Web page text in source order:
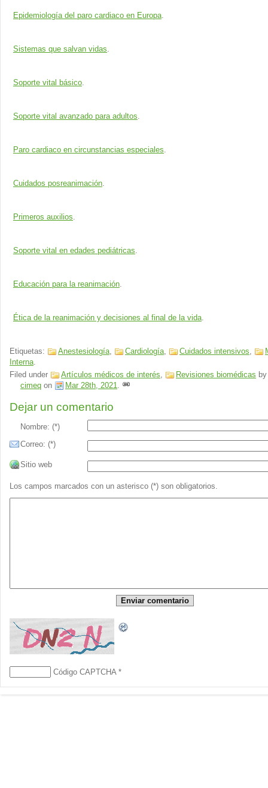
Epidemiología del paro cardiaco en Europa.
Sistemas que salvan vidas.
Soporte vital básico.
Soporte vital avanzado para adultos.
Paro cardiaco en circunstancias especiales.
Cuidados posreanimación.
Primeros auxilios.
Soporte vital en edades pediátricas.
Educación para la reanimación.
Ética de la reanimación y decisiones al final de la vida.
Etiquetas: Anestesiología, Cardiología, Cuidados intensivos,
Interna.
Filed under
Artículos médicos de interés, Revisiones biomédicas by
cimeq on Mar 28th, 2021.
Dejar un comentario
Nombre: (*)
Correo: (*)
Sitio web
Los campos marcados con un asterisco (*) son obligatorios.
Código CAPTCHA*